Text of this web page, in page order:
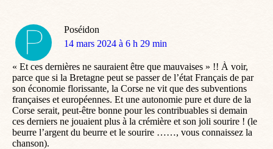
Poséidon
dit
14 mars 2024 à 6 h 29 min
« Et ces dernières ne sauraient être que mauvaises » !! À voir,
parce que si la Bretagne peut se passer de l’état Français de par
son économie florissante, la Corse ne vit que des subventions
françaises et européennes. Et une autonomie pure et dure de la
Corse serait, peut-être bonne pour les contribuables si demain
ces derniers ne jouaient plus à la crémière et son joli sourire ! (le
beurre l’argent du beurre et le sourire ……, vous connaissez la
chanson).